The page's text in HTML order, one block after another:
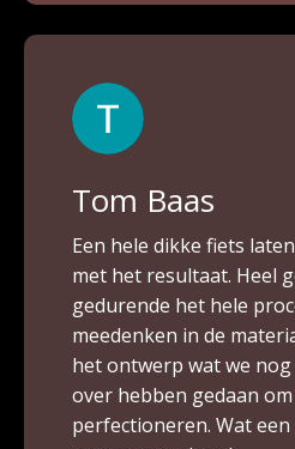
Tom Baas
Een hele dikke fiets
met het resultaat. Heel
gedurende het hele
meedenken in de
het ontwerp wat we
over hebben gedaan
perfectioneren. Wat